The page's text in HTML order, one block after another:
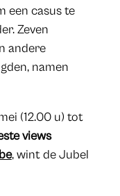
een casus te
Zeven
andere
namen
(12.00 u) tot
views
, wint de Jubel